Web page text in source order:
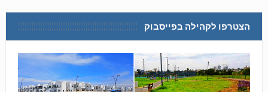
הצטרפו לקהילה בפייסבוק